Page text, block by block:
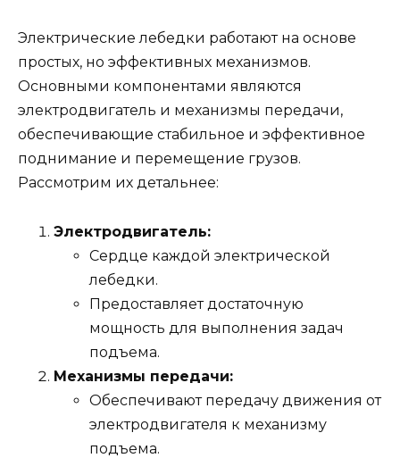
Электрические лебедки работают на основе
простых, но эффективных механизмов.
Основными компонентами являются
электродвигатель и механизмы передачи,
обеспечивающие стабильное и эффективное
поднимание и перемещение грузов.
Рассмотрим их детальнее:
Электродвигатель:
Сердце каждой электрической
лебедки.
Предоставляет достаточную
мощность для выполнения задач
подъема.
Механизмы передачи:
Обеспечивают передачу движения от
электродвигателя к механизму
подъема.